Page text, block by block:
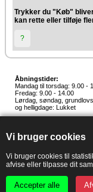
Vi bruger cookies
Vi bruger cookies til
afvise eller tilpasse dit
Accepter alle
Trykker du "Køb"
kan rette eller tilføje
?
Åbningstider:
Mandag til torsdag: 9.00 -
Fredag: 9.00 - 14.00
Lørdag, søndag,
og helligdage: Lukket
Hunnerupvej 3, 6920
E-mail:salg@hedestoker.dk
PA: